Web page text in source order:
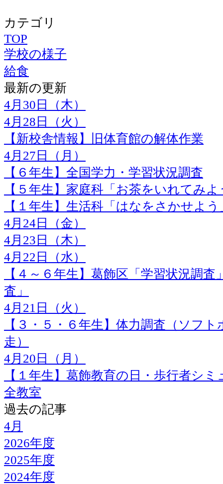
カテゴリ
TOP
学校の様子
給食
最新の更新
4月30日（木）
4月28日（火）
【新校舎情報】旧体育館の解体作業
4月27日（月）
【６年生】全国学力・学習状況調査
【５年生】家庭科「お茶をいれてみよ
【１年生】生活科「はなをさかせよう
4月24日（金）
4月23日（木）
4月22日（水）
【４～６年生】葛飾区「学習状況調査
査」
4月21日（火）
【３・５・６年生】体力調査（ソフ
走）
4月20日（月）
【１年生】葛飾教育の日・歩行者シ
全教室
過去の記事
4月
2026年度
2025年度
2024年度